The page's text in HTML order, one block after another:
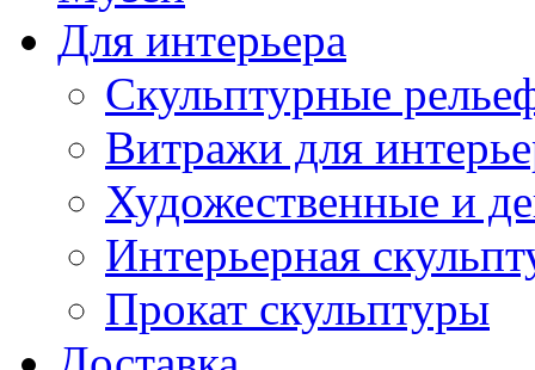
Для интерьера
Скульптурные
Витражи для
Художественные и
Интерьерная
Прокат скульптуры